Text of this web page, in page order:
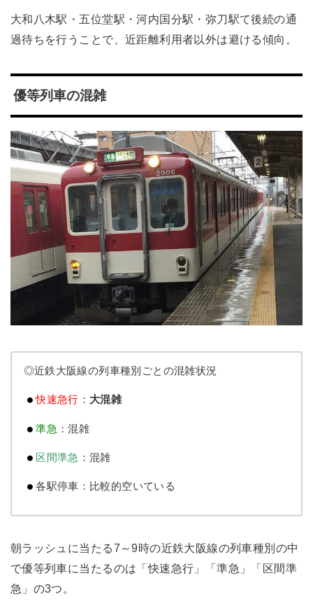
大和八木駅・五位堂駅・河内国分駅・弥刀駅て後続の通
過待ちを行うことで、近距離利用者以外は避ける傾向。
優等列車の混雑
◎近鉄大阪線の列車種別ごとの混雑状況
快速急行 ： 大混雑
準急 ：混雑
区間準急 ：混雑
各駅停車：比較的空いている
朝ラッシュに当たる7～9時の近鉄大阪線の列車種別の中
で優等列車に当たるのは「快速急行」「準急」「区間準
急」の3つ。